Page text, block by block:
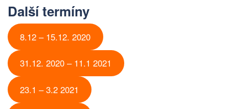
Další termíny
8.12 – 15.12. 2020
31.12. 2020 – 11.1 2021
23.1 – 3.2 2021